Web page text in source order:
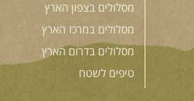
מסלולים בצפון הארץ
מסלולים במרכז הארץ
מסלולים בדרום הארץ
טיפים לשטח